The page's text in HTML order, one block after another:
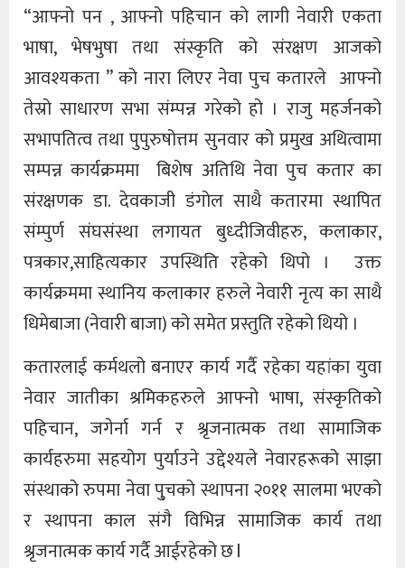
“आफ्नो पन , आफ्नो पहिचान को लागी नेवारी एकता
भाषा, भेषभुषा तथा संस्कृति को संरक्षण आजको
आवश्यकता ” को नारा लिएर नेवा पुच कतारले आफ्नो
तेस्रो साधारण सभा संम्पन्न गरेको हो । राजु महर्जनको
सभापतित्व तथा पुपुरुषोत्तम सुनवार को प्रमुख अथित्वामा
सम्पन्न कार्यक्रममा बिशेष अतिथि नेवा पुच कतार का
संरक्षणक डा. देवकाजी डंगोल साथै कतारमा स्थापित
संम्पुर्ण संघसंस्था लगायत बुध्दीजिवीहरु, कलाकार,
पत्रकार,साहित्यकार उपस्थिति रहेको थिपो । उक्त
कार्यक्रममा स्थानिय कलाकार हरुले नेवारी नृत्य का साथै
धिमेबाजा (नेवारी बाजा) को समेत प्रस्तुति रहेको थियो ।
कतारलाई कर्मथलो बनाएर कार्य गर्दै रहेका यहांका युवा
नेवार जातीका श्रमिकहरुले आफ्नो भाषा, संस्कृतिको
पहिचान, जगेर्ना गर्न र श्रृजनात्मक तथा सामाजिक
कार्यहरुमा सहयोग पुर्याउने उद्देश्यले नेवारहरूको साझा
संस्थाको रुपमा नेवा पु्चको स्थापना २०११ सालमा भएको
र स्थापना काल संगै विभिन्न सामाजिक कार्य तथा
श्रृजनात्मक कार्य गर्दै आईरहेको छ l